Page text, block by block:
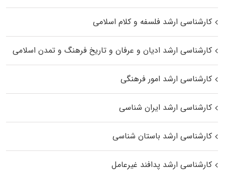
کارشناسی ارشد فلسفه و کلام اسلامی
کارشناسی ارشد ادیان و عرفان و تاریخ فرهنگ و تمدن اسلامی
کارشناسی ارشد امور فرهنگی
کارشناسی ارشد ایران شناسی
کارشناسی ارشد باستان شناسی
کارشناسی ارشد پدافند غیرعامل